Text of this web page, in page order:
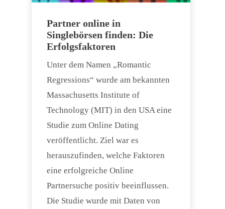
Partner online in
Singlebörsen finden: Die
Erfolgsfaktoren
Unter dem Namen „Romantic
Regressions“ wurde am bekannten
Massachusetts Institute of
Technology (MIT) in den USA eine
Studie zum Online Dating
veröffentlicht. Ziel war es
herauszufinden, welche Faktoren
eine erfolgreiche Online
Partnersuche positiv beeinflussen.
Die Studie wurde mit Daten von